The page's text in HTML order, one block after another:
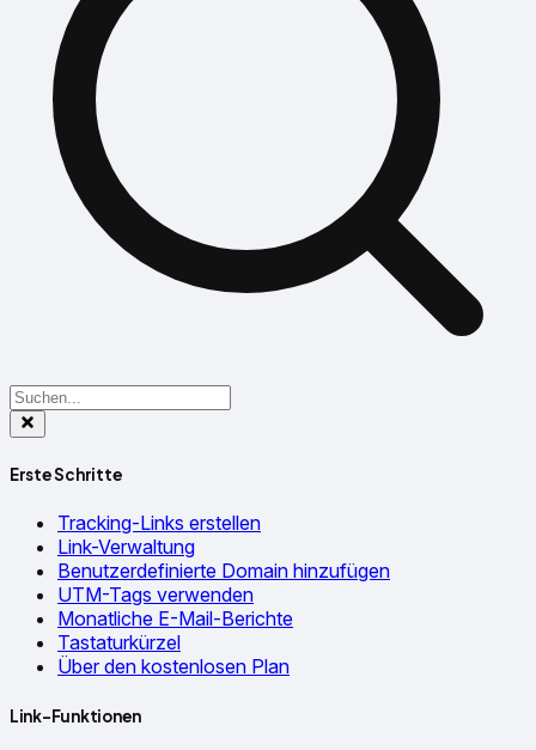
Erste Schritte
Tracking-Links erstellen
Link-Verwaltung
Benutzerdefinierte Domain hinzufügen
UTM-Tags verwenden
Monatliche E-Mail-Berichte
Tastaturkürzel
Über den kostenlosen Plan
Link-Funktionen